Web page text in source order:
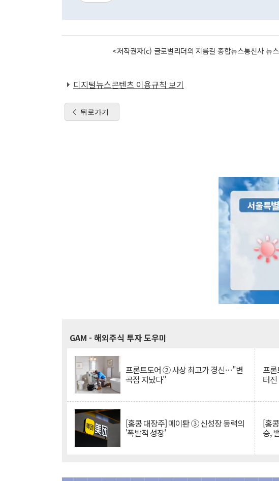
<저작권자(c) 글로벌리더의 지름길 종합뉴스통신사
디지털뉴스콘텐츠 이용규칙 보기
뒤로가기
GAM - 해외주식 투자 도우미
프론트도어 ② 사상 최고가 경신…"변
곡점 지났다"
프
터
[홍콩 대장주] 메이퇀 ③ 신성장 동력의
'폭발적 성장'
[홍
승,